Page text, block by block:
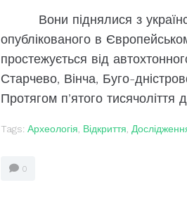
Вони піднялися з
опублікованого в
простежується від
Старчево, Вінча, Буго-
Протягом п’ятого тисячоліття
Tags: Археологія Відкриття
0